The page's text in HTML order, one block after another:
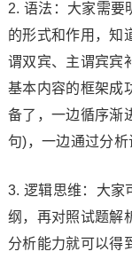
2. 语法：大家需要
的形式和作用，知
谓双宾、主谓宾宾
基本内容的框架成
备了，一边循序渐
句)，一边通过分析
3. 逻辑思维：大家
纲，再对照试题解
分析能力就可以得